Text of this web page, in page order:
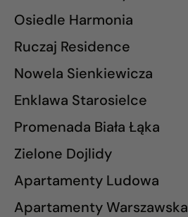
Osiedle Harmonia
Ruczaj Residence
Nowela Sienkiewicza
Enklawa Starosielce
Promenada Biała Łąka
Zielone Dojlidy
Apartamenty Ludowa
Apartamenty Warszawska